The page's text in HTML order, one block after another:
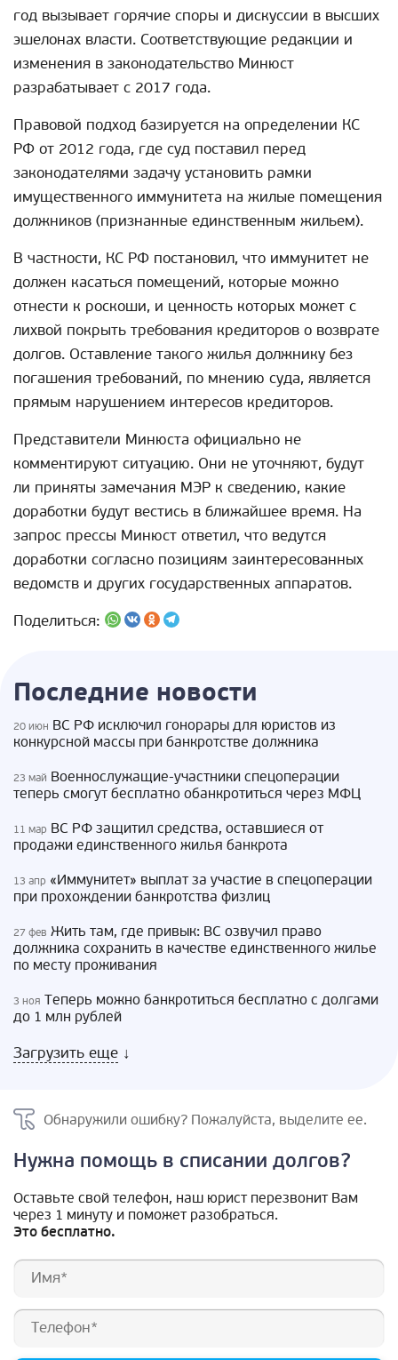
год вызывает горячие споры и дискуссии в высших
эшелонах власти. Соответствующие редакции и
изменения в законодательство Минюст
разрабатывает с 2017 года.
Правовой подход базируется на определении КС
РФ от 2012 года, где суд поставил перед
законодателями задачу установить рамки
имущественного иммунитета на жилые помещения
должников (признанные единственным жильем).
В частности, КС РФ постановил, что иммунитет не
должен касаться помещений, которые можно
отнести к роскоши, и ценность которых может с
лихвой покрыть требования кредиторов о возврате
долгов. Оставление такого жилья должнику без
погашения требований, по мнению суда, является
прямым нарушением интересов кредиторов.
Представители Минюста официально не
комментируют ситуацию. Они не уточняют, будут
ли приняты замечания МЭР к сведению, какие
доработки будут вестись в ближайшее время. На
запрос прессы Минюст ответил, что ведутся
доработки согласно позициям заинтересованных
ведомств и других государственных аппаратов.
Поделиться:
Последние новости
20 июн ВС РФ исключил гонорары для юристов из
конкурсной массы при банкротстве должника
23 май Военнослужащие-участники спецоперации
теперь смогут бесплатно обанкротиться через МФЦ
11 мар ВС РФ защитил средства, оставшиеся от
продажи единственного жилья банкрота
13 апр «Иммунитет» выплат за участие в спецоперации
при прохождении банкротства физлиц
27 фев Жить там, где привык: ВС озвучил право
должника сохранить в качестве единственного жилье
по месту проживания
3 ноя Теперь можно банкротиться бесплатно с долгами
до 1 млн рублей
Загрузить еще ↓
Обнаружили ошибку? Пожалуйста, выделите ее.
Нужна помощь в списании долгов?
Оставьте свой телефон, наш юрист перезвонит Вам
через 1 минуту и поможет разобраться.
Это бесплатно.